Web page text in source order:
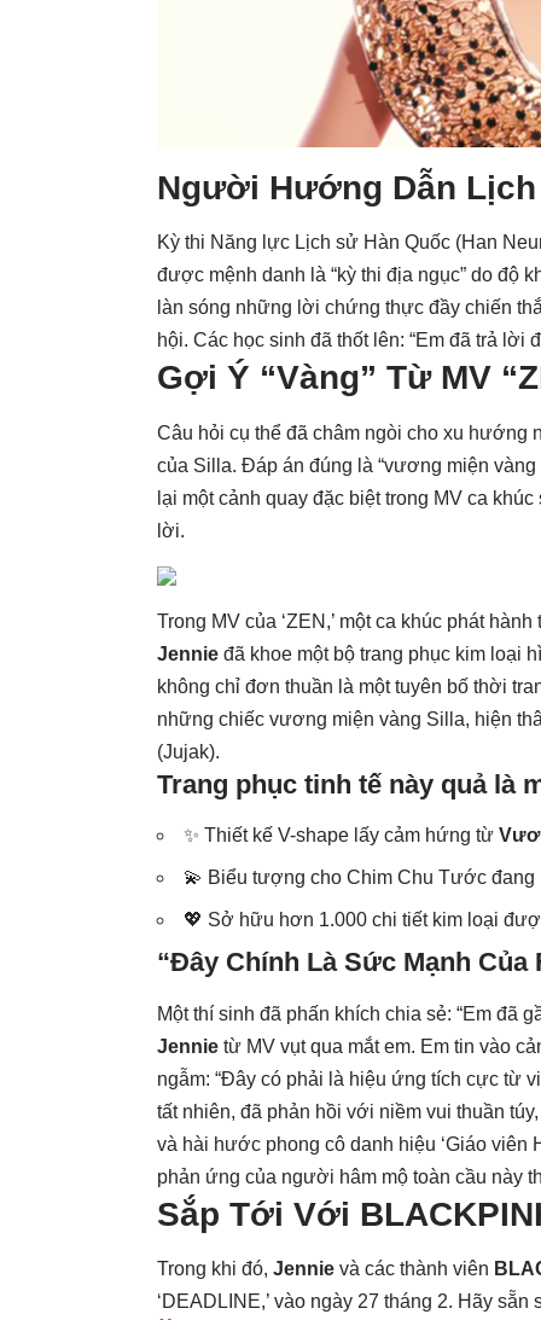
Người Hướng Dẫn
Kỳ thi Năng lực Lịch sử Hàn Quốc (Han
được mệnh danh là “kỳ thi địa ngục” do độ
làn sóng những lời chứng thực đầy chiến
hội. Các học sinh đã thốt lên: “Em đã trả lời
Gợi Ý “Vàng” Từ MV
Câu hỏi cụ thể đã châm ngòi cho xu hướng
của Silla. Đáp án đúng là “vương miện
lại một cảnh quay đặc biệt trong MV ca khúc
lời.
Trong MV của ‘ZEN,’ một ca khúc phát
Jennie đã khoe một bộ trang phục kim loại
không chỉ đơn thuần là một tuyên bố thời
những chiếc vương miện vàng Silla, hiện
(Jujak).
Trang phục tinh tế này quả là
✨ Thiết kế V-shape lấy cảm hứng từ
💫 Biểu tượng cho Chim Chu Tước
💖 Sở hữu hơn 1.000 chi tiết kim loại
“Đây Chính Là Sức Mạnh Của
Một thí sinh đã phấn khích chia sẻ: “Em đã
Jennie từ MV vụt qua mắt em. Em tin vào
ngẫm: “Đây có phải là hiệu ứng tích cực từ
tất nhiên, đã phản hồi với niềm vui thuần
và hài hước phong cô danh hiệu ‘Giáo viên
phản ứng của người hâm mộ toàn cầu này
Sắp Tới Với
Trong khi đó, Jennie và các thành viên
‘DEADLINE,’ vào ngày 27 tháng 2. Hãy